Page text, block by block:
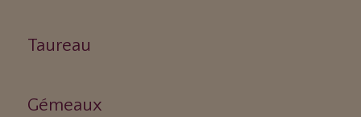
Taureau
Gémeaux